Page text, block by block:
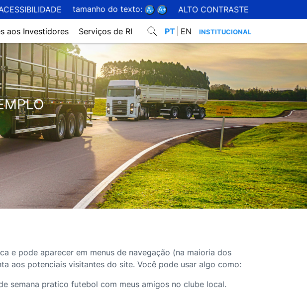
tamanho do texto: A- A+ ALTO CONTRASTE
aos Investidores Serviços de RI PT EN INSTITUCIONAL
e pode aparecer em menus de navegação (na maioria dos
aos potenciais visitantes do site. Você pode usar algo como:
semana pratico futebol com meus amigos no clube local.